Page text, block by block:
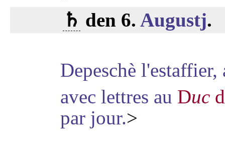
♄ den 6. Augustj.
Depeschè
avec lettres au Duc
par jour.>